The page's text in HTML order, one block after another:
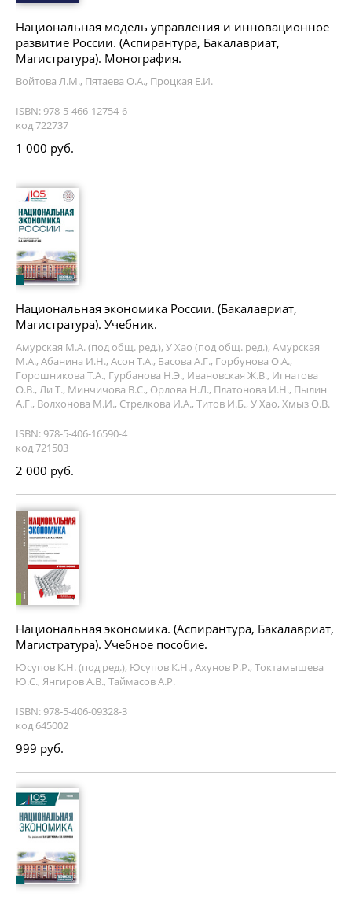
Национальная модель управления и инновационное
развитие России. (Аспирантура, Бакалавриат,
Магистратура). Монография.
Войтова Л.М., Пятаева О.А., Процкая Е.И.
ISBN: 978-5-466-12754-6
код 722737
1 000 руб.
Национальная экономика России. (Бакалавриат,
Магистратура). Учебник.
Амурская М.А. (под общ. ред.), У Хао (под общ. ред.), Амурская
М.А., Абанина И.Н., Асон Т.А., Басова А.Г., Горбунова О.А.,
Горошникова Т.А., Гурбанова Н.Э., Ивановская Ж.В., Игнатова
О.В., Ли Т., Минчичова В.С., Орлова Н.Л., Платонова И.Н., Пылин
А.Г., Волхонова М.И., Стрелкова И.А., Титов И.Б., У Хао, Хмыз О.В.
ISBN: 978-5-406-16590-4
код 721503
2 000 руб.
Национальная экономика. (Аспирантура, Бакалавриат,
Магистратура). Учебное пособие.
Юсупов К.Н. (под ред.), Юсупов К.Н., Ахунов Р.Р., Токтамышева
Ю.С., Янгиров А.В., Таймасов А.Р.
ISBN: 978-5-406-09328-3
код 645002
999 руб.